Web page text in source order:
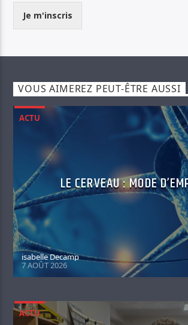
Je m'inscris
VOUS AIMEREZ PEUT-ÊTRE AUSSI
ACTU
LE CERVEAU : MODE
isabelle Decamp
7 AOÛT 2026
ACTU